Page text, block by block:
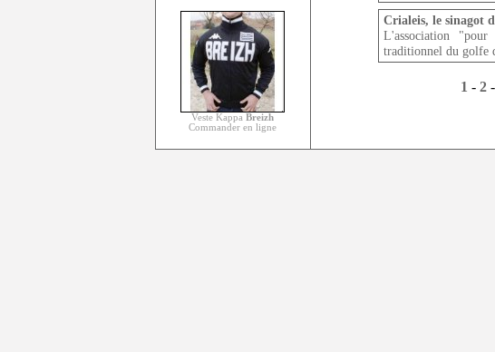
Veste Kappa Breizh
Commander en ligne
Crialeis, le sinagot
L'association
traditionnel du golfe
1 - 2-